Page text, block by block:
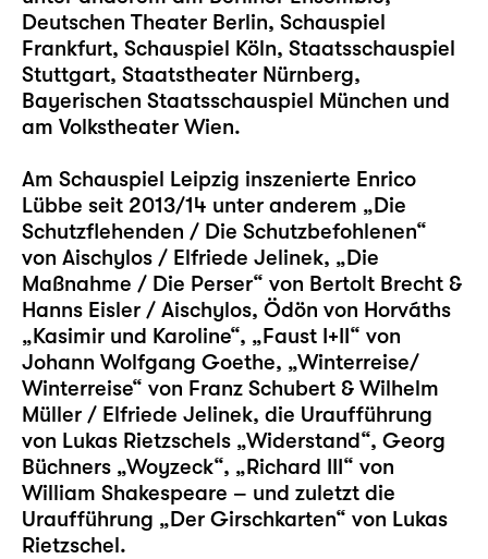
Deutschen Theater Berlin, Schauspiel
Frankfurt, Schauspiel Köln, Staatsschauspiel
Stuttgart, Staatstheater Nürnberg,
Bayerischen Staatsschauspiel München und
am Volkstheater Wien.
Am Schauspiel Leipzig inszenierte Enrico
Lübbe seit 2013/14 unter anderem „Die
Schutzflehenden / Die Schutzbefohlenen“
von Aischylos / Elfriede Jelinek, „Die
Maßnahme / Die Perser“ von Bertolt Brecht &
Hanns Eisler / Aischylos, Ödön von Horváths
„Kasimir und Karoline“, „Faust I+II“ von
Johann Wolfgang Goethe, „Winterreise/
Winterreise“ von Franz Schubert & Wilhelm
Müller / Elfriede Jelinek, die Uraufführung
von Lukas Rietzschels „Widerstand“, Georg
Büchners „Woyzeck“, „Richard III“ von
William Shakespeare – und zuletzt die
Uraufführung „Der Girschkarten“ von Lukas
Rietzschel.